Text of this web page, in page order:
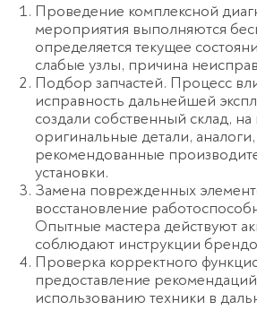
Проведение комплексной
мероприятия выполняются
определяется текущее
слабые узлы, причина
Подбор запчастей. Процесс
исправность дальнейшей
создали собственный склад,
оригинальные детали, аналоги,
рекомендованные
установки.
Замена поврежденных
восстановление
Опытные мастера действуют
соблюдают инструкции
Проверка корректного
предоставление
использованию техники в